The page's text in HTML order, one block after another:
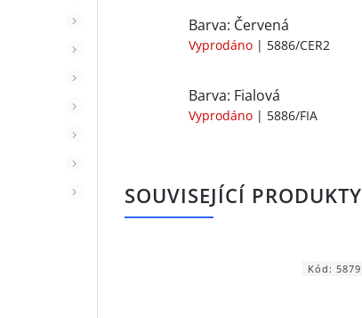
Barva: Červená
Vyprodáno | 5886/CER2
Barva: Fialová
Vyprodáno | 5886/FIA
SOUVISEJÍCÍ PRODUKTY
Kód: 5879